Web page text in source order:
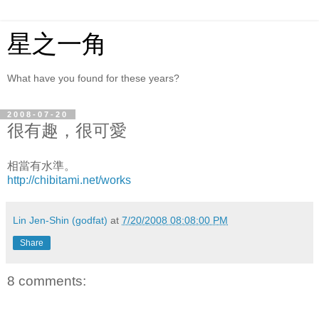
星之一角
What have you found for these years?
2008-07-20
很有趣，很可愛
相當有水準。
http://chibitami.net/works
Lin Jen-Shin (godfat) at 7/20/2008 08:08:00 PM
Share
8 comments: